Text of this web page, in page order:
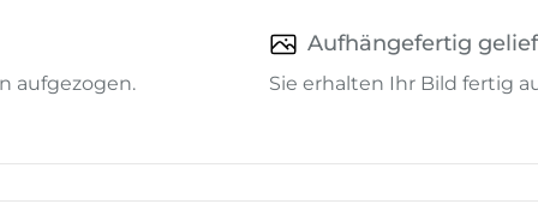
aufgezogen.
Aufhängefertig
Sie erhalten Ihr Bild fertig